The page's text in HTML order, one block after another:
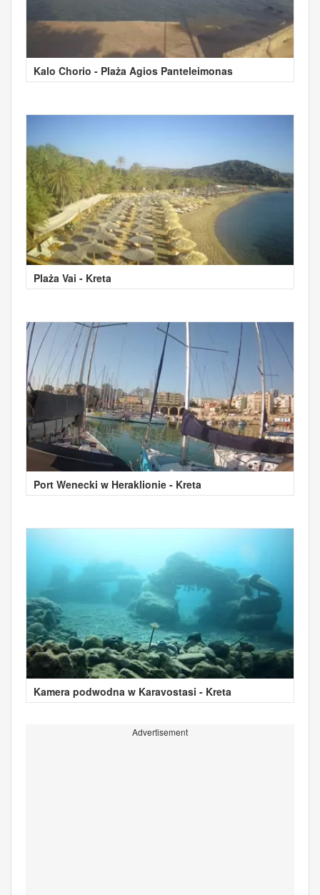
Kalo Chorio - Plaża Agios Panteleimonas
Plaża Vai - Kreta
Port Wenecki w Heraklionie - Kreta
Kamera podwodna w Karavostasi - Kreta
Advertisement